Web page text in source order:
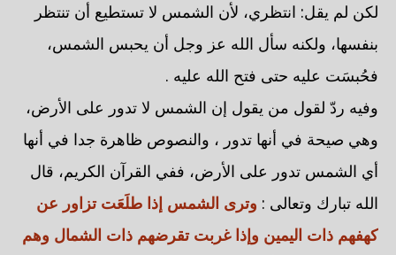
لكن لم يقل: انتظري، لأن الشمس لا تستطيع أن تنتظر
بنفسها، ولكنه سأل الله عز وجل أن يحبس الشمس،
فحُبسَت عليه حتى فتح الله عليه .
وفيه ردّ لقول من يقول إن الشمس لا تدور على الأرض،
وهي صيحة في أنها تدور ، والنصوص ظاهرة جدا في أنها
أي الشمس تدور على الأرض، ففي القرآن الكريم، قال
الله تبارك وتعالى : وترى الشمس إذا طلَعَت تزاور عن
كهفهم ذات اليمين وإذا غربت تقرضهم ذات الشمال وهم